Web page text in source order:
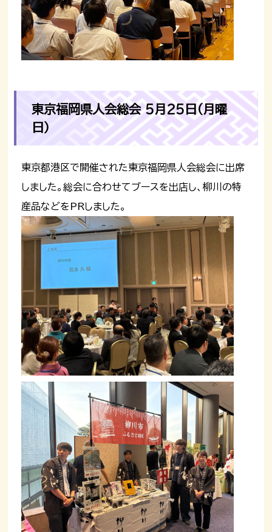
東京福岡県人会総会 5月25日（月曜
日）
東京都港区で開催された東京福岡県人会総会に出席
しました。総会に合わせてブースを出店し、柳川の特
産品などをPRしました。